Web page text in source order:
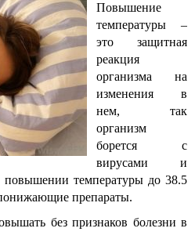
Повышение
температуры –
это защитная
реакция
организма на
изменения в
нем, так
организм
борется с
вирусами и
температуры до 38.5
препараты.
без признаков болезни в